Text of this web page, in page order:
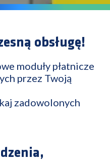
obsługę!
moduły płatnicze
przez Twoją
zadowolonych